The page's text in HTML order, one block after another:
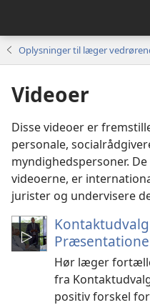
Oplysninger til læger
Videoer
Disse videoer er
personale,
myndighedspersoner.
videoerne, er
jurister og undervisere
Hør læger
fra
positiv forskel